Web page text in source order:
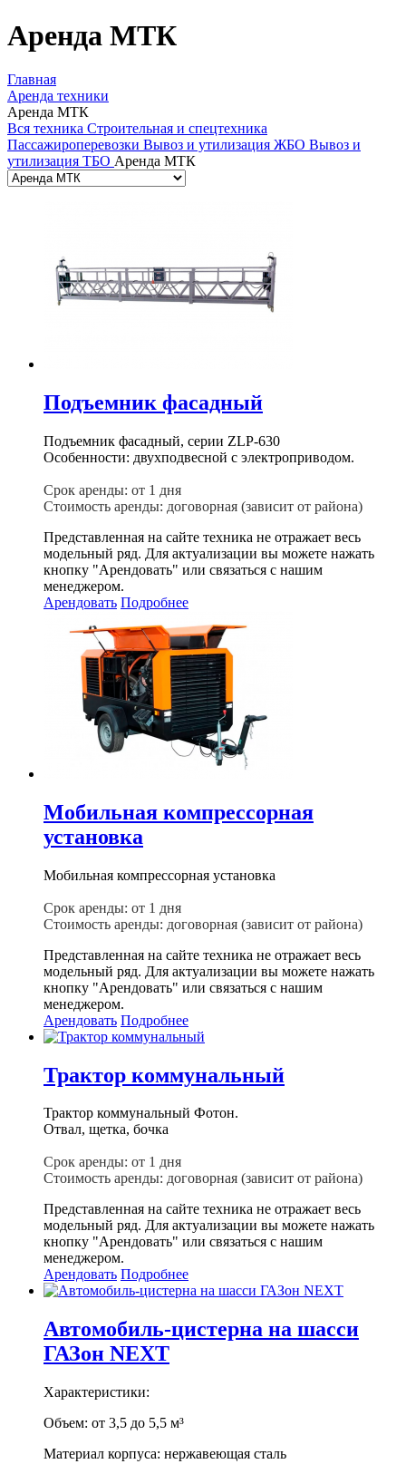
Аренда МТК
Главная
Аренда техники
Аренда МТК
Вся техника Строительная и спецтехника
Пассажироперевозки Вывоз и утилизация ЖБО Вывоз и
утилизация ТБО Аренда МТК
Подъемник фасадный
Подъемник фасадный, серии ZLP-630
Особенности: двухподвесной с электроприводом.
Срок аренды: от 1 дня
Стоимость аренды: договорная (зависит от района)
Представленная на сайте техника не отражает весь
модельный ряд. Для актуализации вы можете нажать
кнопку "Арендовать" или связаться с нашим
менеджером.
Арендовать Подробнее
Мобильная компрессорная
установка
Мобильная компрессорная установка
Срок аренды: от 1 дня
Стоимость аренды: договорная (зависит от района)
Представленная на сайте техника не отражает весь
модельный ряд. Для актуализации вы можете нажать
кнопку "Арендовать" или связаться с нашим
менеджером.
Арендовать Подробнее
Трактор коммунальный
Трактор коммунальный Фотон.
Отвал, щетка, бочка
Срок аренды: от 1 дня
Стоимость аренды: договорная (зависит от района)
Представленная на сайте техника не отражает весь
модельный ряд. Для актуализации вы можете нажать
кнопку "Арендовать" или связаться с нашим
менеджером.
Арендовать Подробнее
Автомобиль-цистерна на шасси
ГАЗон NEXT
Характеристики:
Объем: от 3,5 до 5,5 м³
Материал корпуса: нержавеющая сталь